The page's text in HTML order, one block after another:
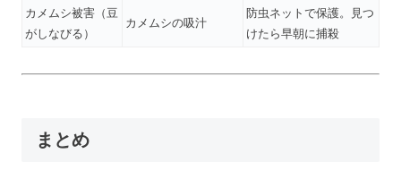
カメムシ被害（豆
がしなびる）
カメムシの吸汁
防虫ネットで保護。見つ
けたら早朝に捕殺
まとめ